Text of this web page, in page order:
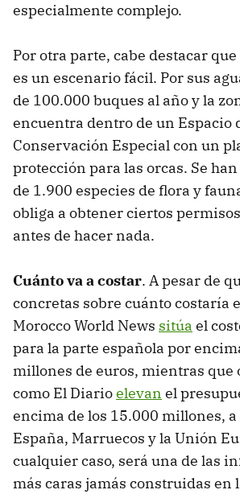
especialmente complejo.
Por otra parte, cabe destacar
es un escenario fácil. Por sus
de 100.000 buques al año y la
encuentra dentro de un Espacio
Conservación Especial con un
protección para las orcas. Se
de 1.900 especies de flora y
obliga a obtener ciertos
antes de hacer nada.
Cuánto va a costar. A pesar de
concretas sobre cuánto costaría
Morocco World News sitúa el
para la parte española por
millones de euros, mientras que
como El Diarioelevan el
encima de los 15.000 millones,
España, Marruecos y la Unión
cualquier caso, será una de las
más caras jamás construidas en